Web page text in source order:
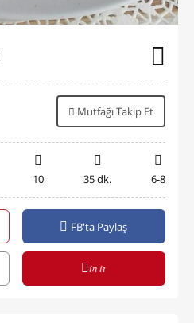
Mutfağı Takip Et
10 35 dk. 6-8
FB'ta Paylaş
in it